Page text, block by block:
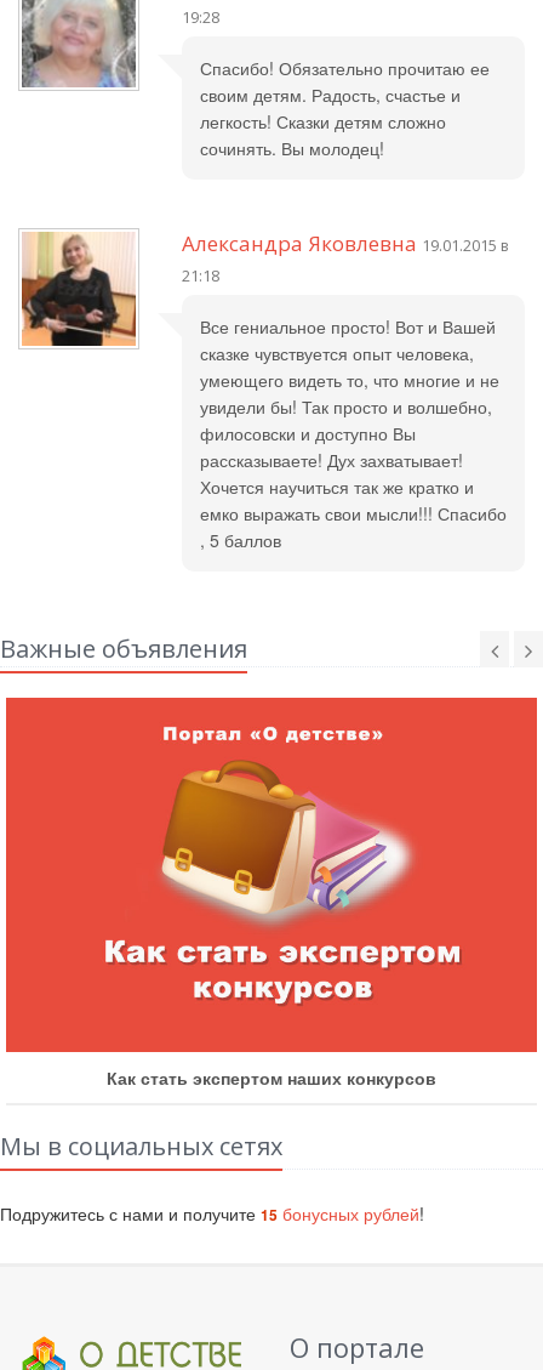
19:28
Спасибо! Обязательно прочитаю ее
своим детям. Радость, счастье и
легкость! Сказки детям сложно
сочинять. Вы молодец!
Александра Яковлевна 19.01.2015 в
21:18
Все гениальное просто! Вот и Вашей
сказке чувствуется опыт человека,
умеющего видеть то, что многие и не
увидели бы! Так просто и волшебно,
филосовски и доступно Вы
рассказываете! Дух захватывает!
Хочется научиться так же кратко и
емко выражать свои мысли!!! Спасибо
, 5 баллов
Важные объявления
Как стать экспертом наших конкурсов
Мы в социальных сетях
Подружитесь с нами и получите 15 бонусных рублей!
О портале